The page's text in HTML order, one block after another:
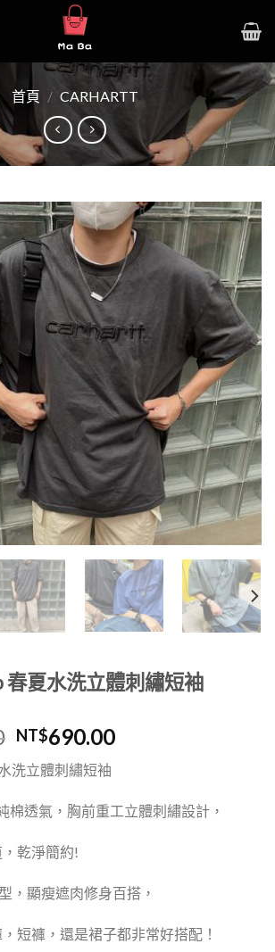
首頁 / CARHARTT
夏水洗立體刺繡短袖
NT$690.00
洗立體刺繡短袖
棉透氣，胸前重工立體刺繡設計，
乾淨簡約!
，顯瘦遮肉修身百搭，
短褲，還是裙子都非常好搭配！